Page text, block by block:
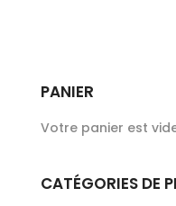
PANIER
Votre panier est
CATÉGORIES DE